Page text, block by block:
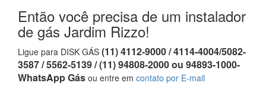
Então você precisa de um instalador
de gás Jardim Rizzo!
Ligue para DISK GÁS (11) 4112-9000 / 4114-4004/5082-
3587 / 5562-5139 / (11) 94808-2000 ou 94893-1000-
WhatsApp Gás ou entre em contato por E-mail